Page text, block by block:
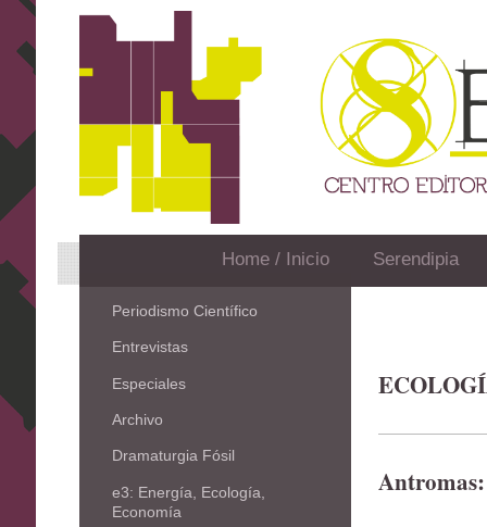
Home / Inicio Serendipia
Periodismo Científico
Entrevistas
Especiales
Archivo
Dramaturgia Fósil
e3: Energía, Ecología,
Economía